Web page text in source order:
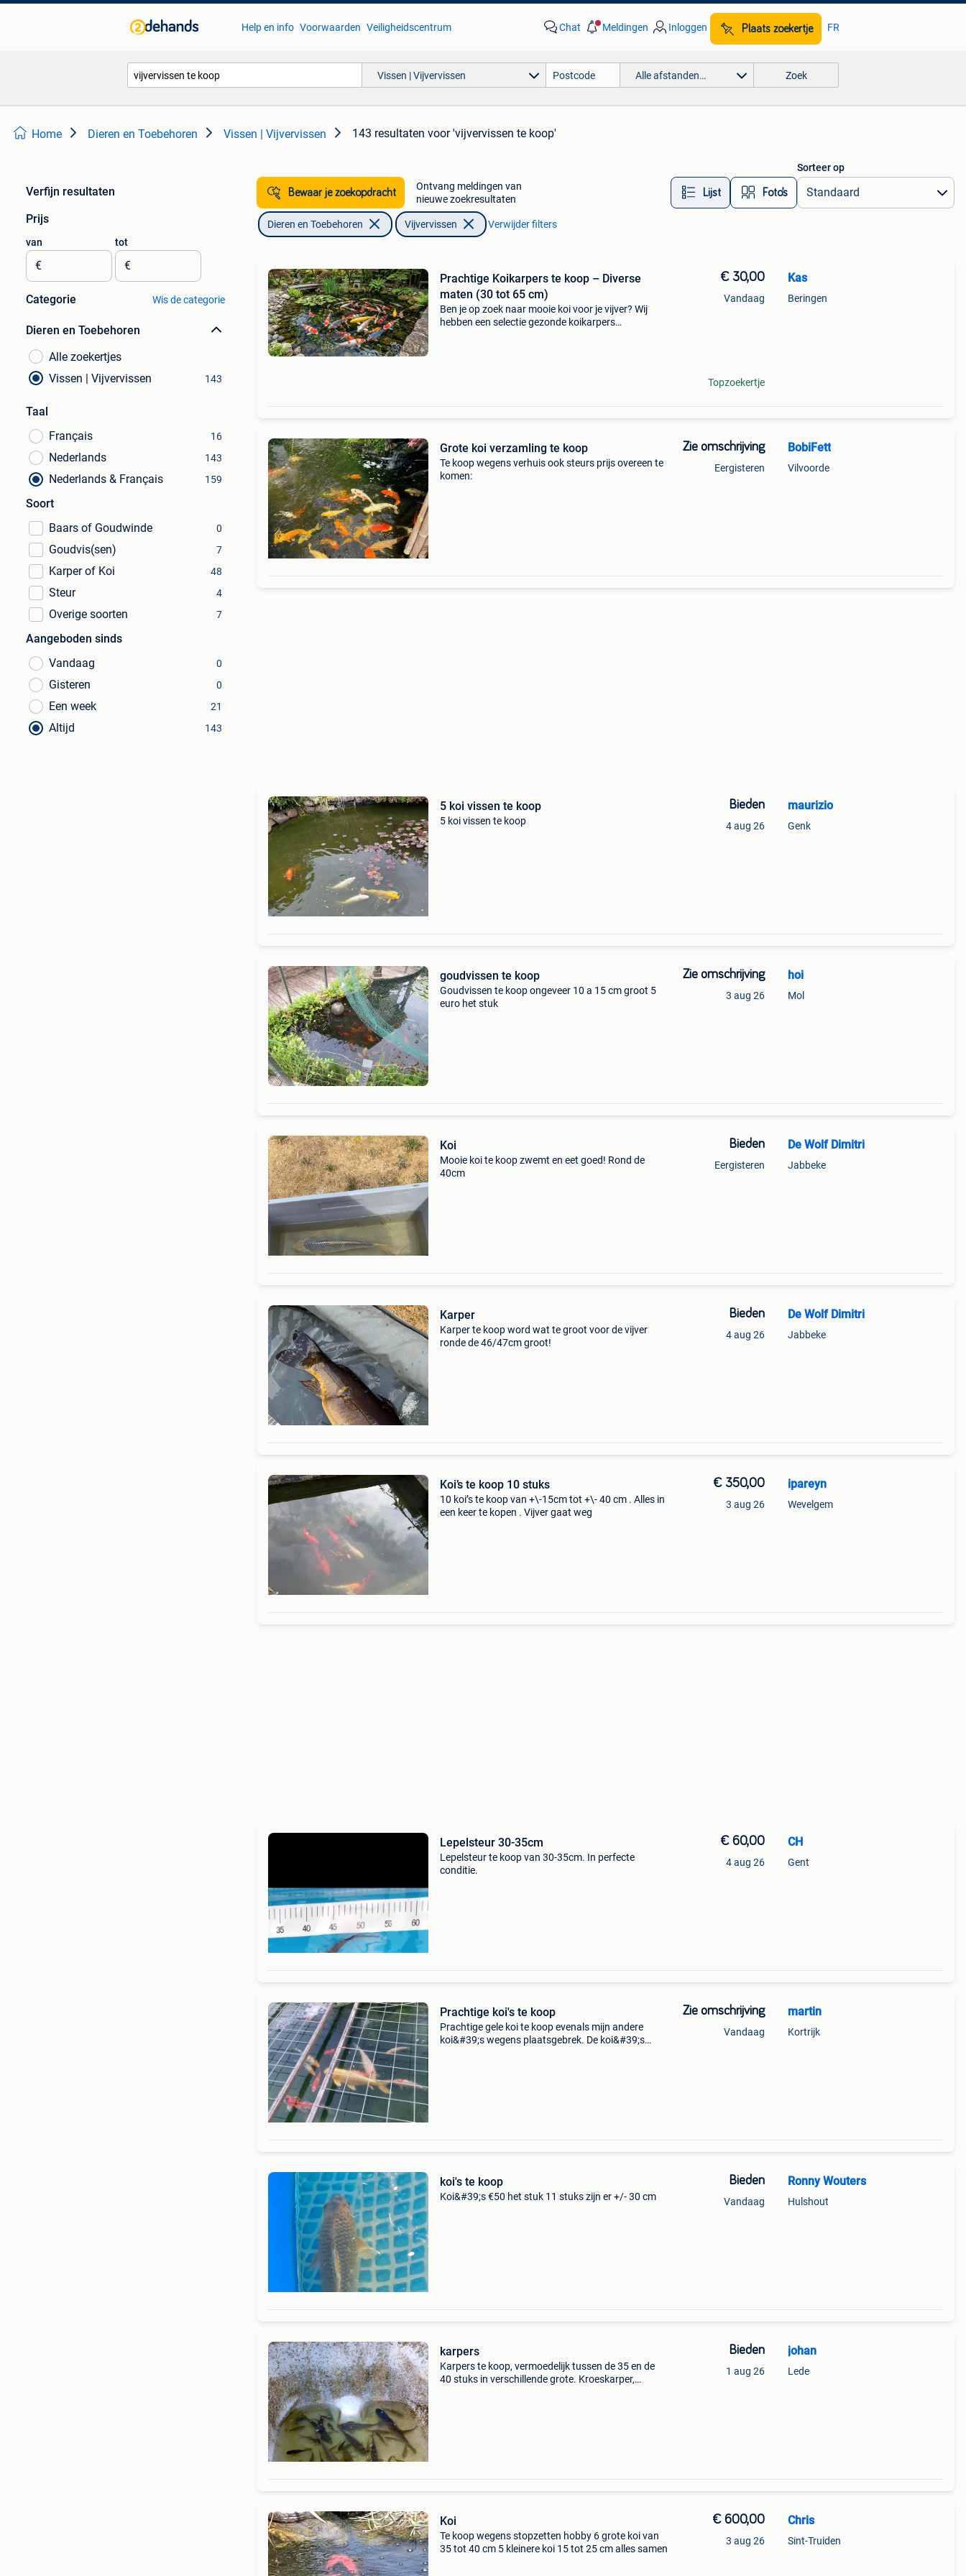
Help en info Voorwaarden Veiligheidscentrum Chat Meldingen Inloggen Plaats zoekertje FR
Vissen | Vijvervissen Alle afstanden… Zoek
Home Dieren en Toebehoren Vissen | Vijvervissen 143 resultaten voor 'vijvervissen te koop'
Verfijn resultaten
Prijs
van
€
tot
€
Categorie Wis de categorie
Dieren en Toebehoren
Alle zoekertjes
Vissen | Vijvervissen
143
Taal
Français
16
Nederlands 143
Nederlands & Français 159
Soort
Baars of Goudwinde
0
Goudvis(sen) 7
Karper of Koi 48
Steur 4
Overige soorten 7
Aangeboden sinds
Vandaag
0
Gisteren 0
Een week 21
Altijd 143
Bewaar je zoekopdracht
Ontvang meldingen van
nieuwe zoekresultaten
Lijst Foto’s
Sorteer op
Dieren en Toebehoren Vijvervissen Verwijder filters
Prachtige Koikarpers te koop – Diverse
maten (30 tot 65 cm)
Ben je op zoek naar mooie koi voor je vijver? Wij
hebben een selectie gezonde koikarpers
€ 30,00
Vandaag
Topzoekertje
Kas
Beringen
Grote koi verzamling te koop
Te koop wegens verhuis ook steurs prijs overeen te
komen:
Zie omschrijving
Eergisteren
BobiFett
Vilvoorde
5 koi vissen te koop
5 koi vissen te koop
Bieden
4 aug 26
maurizio
Genk
goudvissen te koop
Goudvissen te koop ongeveer 10 a 15 cm groot 5
euro het stuk
Zie omschrijving
3 aug 26
hoi
Mol
Koi
Mooie koi te koop zwemt en eet goed! Rond de
40cm
Bieden
Eergisteren
De Wolf Dimitri
Jabbeke
Karper
Karper te koop word wat te groot voor de vijver
ronde de 46/47cm groot!
Bieden
4 aug 26
De Wolf Dimitri
Jabbeke
Koi’s te koop 10 stuks
10 koi’s te koop van +\-15cm tot +\- 40 cm . Alles in
een keer te kopen . Vijver gaat weg
€ 350,00
3 aug 26
ipareyn
Wevelgem
Lepelsteur 30-35cm
Lepelsteur te koop van 30-35cm. In perfecte
conditie.
€ 60,00
4 aug 26
CH
Gent
Prachtige koi's te koop
Prachtige gele koi te koop evenals mijn andere
koi&#39;s wegens plaatsgebrek. De koi&#39;s
Zie omschrijving
Vandaag
martin
Kortrijk
koi's te koop
Koi&#39;s €50 het stuk 11 stuks zijn er +/- 30 cm
Bieden
Vandaag
Ronny Wouters
Hulshout
karpers
Karpers te koop, vermoedelijk tussen de 35 en de
40 stuks in verschillende grote. Kroeskarper,
Bieden
1 aug 26
johan
Lede
Koi
Te koop wegens stopzetten hobby 6 grote koi van
35 tot 40 cm 5 kleinere koi 15 tot 25 cm alles samen
€ 600,00
3 aug 26
Chris
Sint-Truiden